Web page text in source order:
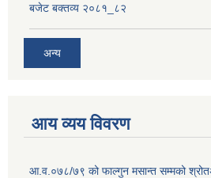
बजेट बक्तव्य २०८१_८२
अन्य
आय व्यय विवरण
आ.व.०७८/७९ को फाल्गुन मसान्त सम्मको